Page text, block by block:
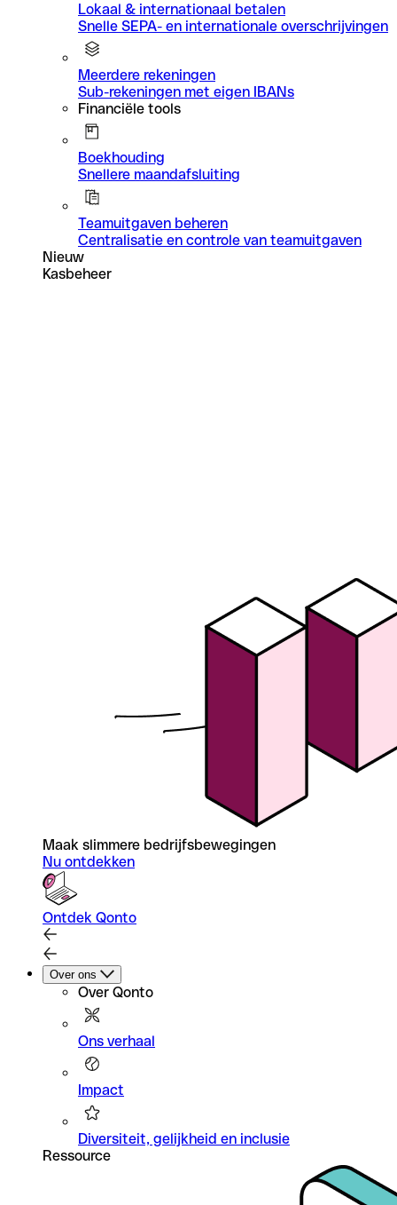
Lokaal & internationaal betalen
Snelle SEPA- en internationale overschrijvingen
Meerdere rekeningen
Sub-rekeningen met eigen IBANs
Financiële tools
Boekhouding
Snellere maandafsluiting
Teamuitgaven beheren
Centralisatie en controle van teamuitgaven
Nieuw
Kasbeheer
Maak slimmere bedrijfsbewegingen
Nu ontdekken
Ontdek Qonto
Over ons
Over Qonto
Ons verhaal
Impact
Diversiteit, gelijkheid en inclusie
Ressource